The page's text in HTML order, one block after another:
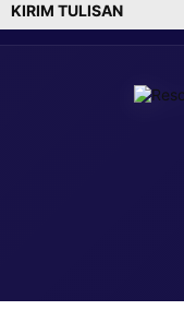
KIRIM TULISAN